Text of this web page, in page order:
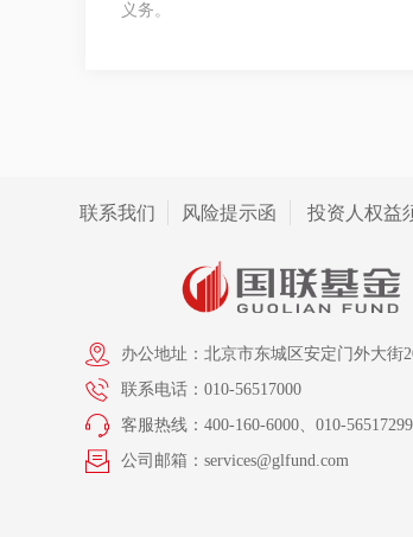
义务。
联系我们 风险提示函 投资人权益
办公地址：北京市东城区安定门外大街
联系电话：010-56517000
客服热线：400-160-6000、010-
公司邮箱：services@glfund.com